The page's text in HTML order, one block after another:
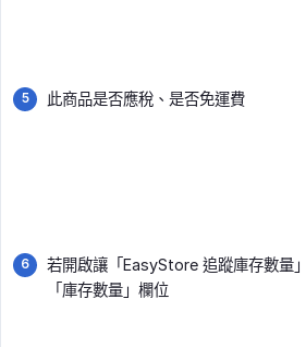
此商品是否應稅、是否免運費
若開啟讓「EasyStore 追蹤庫存數量
「庫存數量」欄位